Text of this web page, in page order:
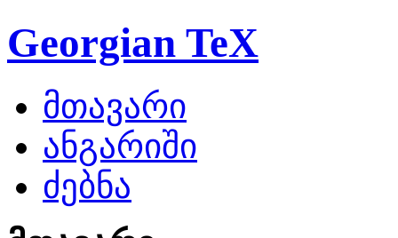
Georgian TeX
მთავარი
ანგარიში
ძებნა